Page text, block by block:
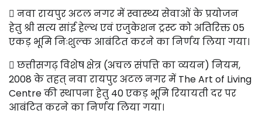
 नवा रायपुर अटल नगर में स्वास्थ्य सेवाओं के प्रयोजन
हेतु श्री सत्य सांई हेल्थ एवं एजुकेशन ट्रस्ट को अतिरिक्त 05
एकड़ भूमि निःशुल्क आबंटित करने का निर्णय लिया गया।
 छत्तीसगढ़ विशेष क्षेत्र (अचल संपत्ति का व्ययन) नियम,
2008 के तहत् नवा रायपुर अटल नगर में The Art of Living
Centre की स्थापना हेतु 40 एकड़ भूमि रियायती दर पर
आबंटित करने का निर्णय लिया गया।